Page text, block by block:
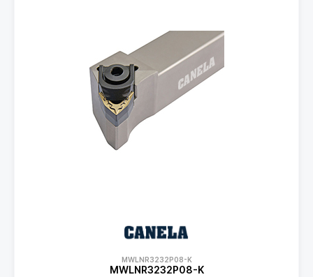
MWLNR3232P08-K
MWLNR3232P08-K